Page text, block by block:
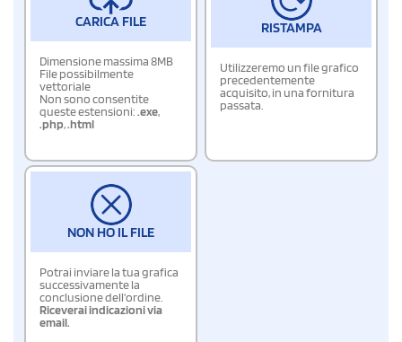
CARICA FILE
Dimensione massima 8MB
File possibilmente
vettoriale
Non sono consentite
queste estensioni:.exe,
.php,.html
RISTAMPA
Utilizzeremo un file grafico
precedentemente
acquisito, in una fornitura
passata.
NON HO IL FILE
Potrai inviare la tua grafica
successivamente la
conclusione dell'ordine.
Riceverai indicazioni via
email.